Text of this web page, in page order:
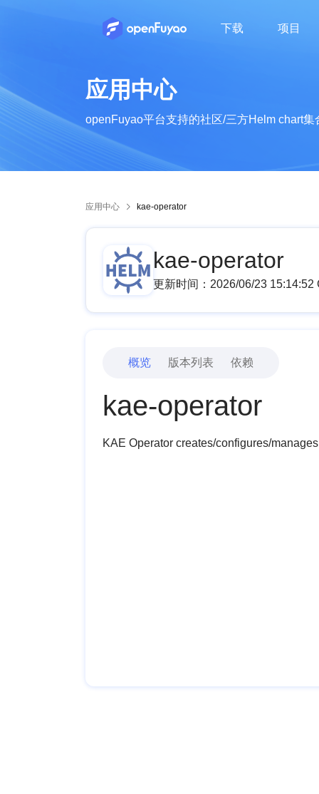
下载 项目
应用中心
openFuyao平台支持的社区/三方Helm chart集
应用中心 kae-operator
kae-operator
更新时间： 2026/06/23 15:14:52
概览 版本列表 依赖
kae-operator
KAE Operator creates/configures/